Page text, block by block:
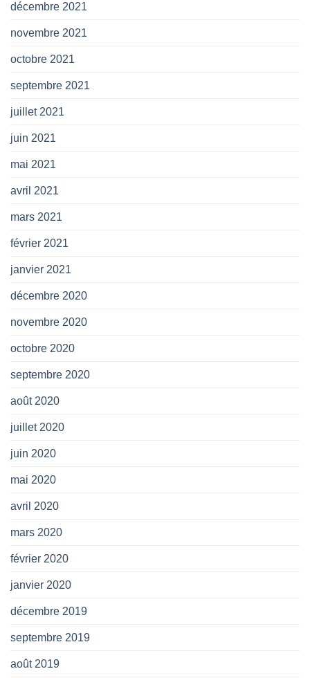
décembre 2021
novembre 2021
octobre 2021
septembre 2021
juillet 2021
juin 2021
mai 2021
avril 2021
mars 2021
février 2021
janvier 2021
décembre 2020
novembre 2020
octobre 2020
septembre 2020
août 2020
juillet 2020
juin 2020
mai 2020
avril 2020
mars 2020
février 2020
janvier 2020
décembre 2019
septembre 2019
août 2019